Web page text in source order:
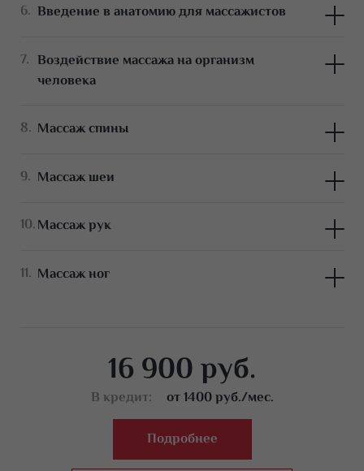
Введение в анатомию для массажистов
Воздействие массажа на организм
человека
Массаж спины
Массаж шеи
Массаж рук
Массаж ног
16 900 руб.
В кредит:
от 1400 руб./мес.
Подробнее